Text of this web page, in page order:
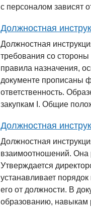
с персоналом зависят
Должностная
Должностная
требования со стороны
правила назначения,
документе прописаны
ответственность.
закупкам І. Общие
Должностная
Должностная
взаимоотношений. Она
Утверждается
устанавливает
его от должности. В
образованию, навыкам